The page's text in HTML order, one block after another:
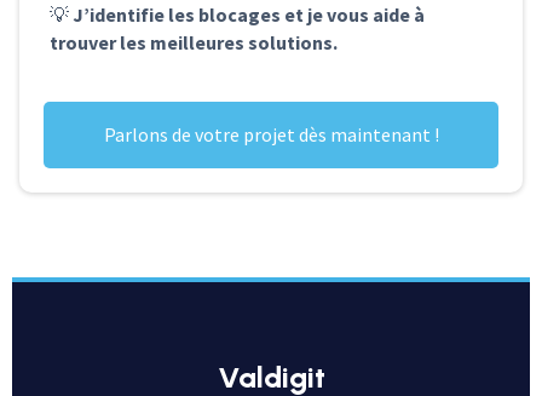
💡 J’identifie les blocages et je vous aide à
trouver les meilleures solutions.
Parlons de votre projet dès maintenant !
valdigit